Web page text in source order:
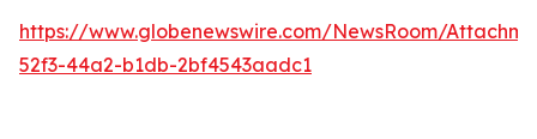
https://www.globenewswire.com/NewsRoom/
52f3-44a2-b1db-2bf4543aadc1